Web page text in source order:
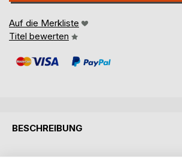
Auf die Merkliste
Titel bewerten
BESCHREIBUNG